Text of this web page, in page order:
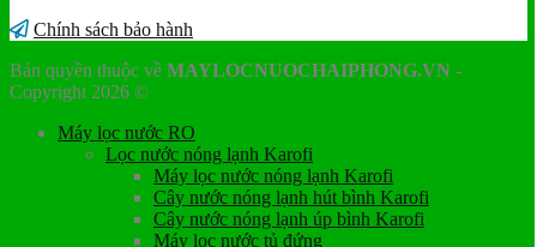
Chính sách bảo hành
Bản quyền thuộc về MAYLOCNUOCHAIPHONG.VN -
Copyright 2026 ©
Máy lọc nước RO
Lọc nước nóng lạnh Karofi
Máy lọc nước nóng lạnh Karofi
Cây nước nóng lạnh hút bình Karofi
Cây nước nóng lạnh úp bình Karofi
Máy lọc nước tủ đứng